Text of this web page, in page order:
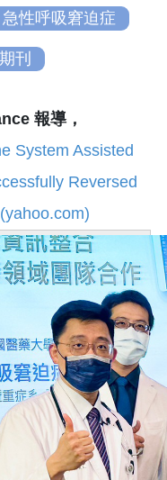
急性呼吸窘迫症
刊
報導，
System Assisted
Reversed